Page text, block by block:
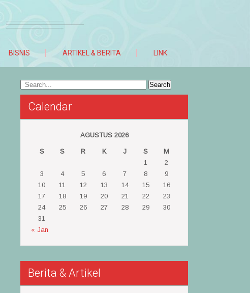
BISNIS ARTIKEL & BERITA LINK
Calendar
AGUSTUS 2026
S S R K J S
M
1
2
3
4 5 6 7 8
9
10
11 12 13 14 15
16
17
18 19 20 21 22
23
24
25 26 27 28 29
30
31
« Jan
Berita & Artikel